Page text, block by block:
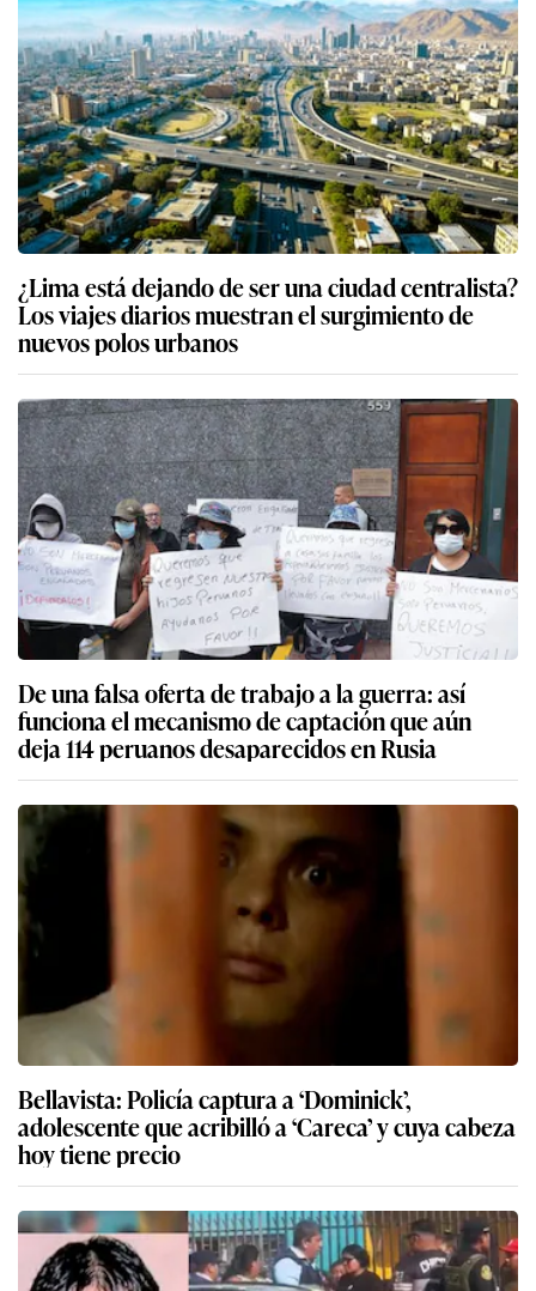
¿Lima está dejando de ser una ciudad centralista?
Los viajes diarios muestran el surgimiento de
nuevos polos urbanos
De una falsa oferta de trabajo a la guerra: así
funciona el mecanismo de captación que aún
deja 114 peruanos desaparecidos en Rusia
Bellavista: Policía captura a ‘Dominick’,
adolescente que acribilló a ‘Careca’ y cuya cabeza
hoy tiene precio